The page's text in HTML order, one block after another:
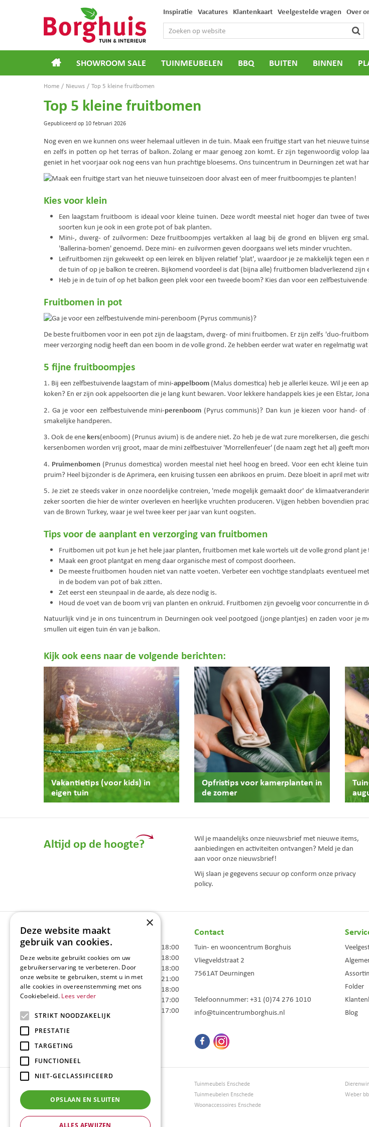
Home Nieuws Top 5 kleine fruitbomen
Inspiratie Vacatures Klantenkaart Veelgestelde vragen Over
SHOWROOM SALE TUINMEUBELEN BBQ BUITEN BINNEN
Top 5 kleine fruitbomen
Gepubliceerd op 10 februari 2026
Nog even en we kunnen ons weer helemaal uitleven in de tuin. Maak een fruitige start van het nieuwe
en zelfs in potten op het terras of balkon. Zolang er maar genoeg zon komt. Er zijn tegenwoordig volop
geniet in het voorjaar ook nog eens van hun prachtige bloesems. Ons tuincentrum in Deurningen zet wat
Kies voor klein
Een laagstam fruitboom is ideaal voor kleine tuinen. Deze wordt meestal niet hoger dan twee of
soorten kun je ook in een grote pot of bak planten.
Mini-, dwerg- of zuilvormen: Deze fruitboompjes vertakken al laag bij de grond en blijven erg
'Ballerina-bomen' genoemd. Deze mini- en zuilvormen geven doorgaans wel iets minder vruchten.
Leifruitbomen zijn gekweekt op een leirek en blijven relatief 'plat', waardoor je ze makkelijk tegen
de tuin of op je balkon te creëren. Bijkomend voordeel is dat (bijna alle) fruitbomen bladverliezend
Heb je in de tuin of op het balkon geen plek voor een tweede boom? Kies dan voor een
Fruitbomen in pot
De beste fruitbomen voor in een pot zijn de laagstam, dwerg- of mini fruitbomen. Er zijn zelfs 'duo-
meer verzorging nodig heeft dan een boom in de volle grond. Ze hebben eerder wat water en regelmatig
5 fijne fruitboompjes
1. Bij een zelfbestuivende laagstam of mini-appelboom (Malus domestica) heb je allerlei keuze. Wil je een
koken? En er zijn ook appelsoorten die je lang kunt bewaren. Voor lekkere handappels kies je een Elstar,
2. Ga je voor een zelfbestuivende mini-perenboom (Pyrus communis)? Dan kun je kiezen voor hand-
smakelijke handperen.
3. Ook de ene kers(enboom) (Prunus avium) is de andere niet. Zo heb je de wat zure morelkersen, die
kersenbomen worden vrij groot, maar de mini zelfbestuiver 'Morrellenfeuer' (de naam zegt het al) geeft
4. Pruimenbomen(Prunus domestica) worden meestal niet heel hoog en breed. Voor een echt kleine
pruim? Heel bijzonder is de Aprimera, een kruising tussen een abrikoos en pruim. Deze bloeit in april met
5. Je ziet ze steeds vaker in onze noordelijke contreien, 'mede mogelijk gemaakt door' de
zeker soorten die hier de winter overleven en heerlijke vruchten produceren. Vijgen hebben bovendien
van de Brown Turkey, waar je wel twee keer per jaar van kunt oogsten.
Tips voor de aanplant en verzorging van fruitbomen
Fruitbomen uit pot kun je het hele jaar planten, fruitbomen met kale wortels uit de volle grond plant
Maak een groot plantgat en meng daar organische mest of compost doorheen.
De meeste fruitbomen houden niet van natte voeten. Verbeter een vochtige standplaats eventueel
in de bodem van pot of bak zitten.
Zet eerst een steunpaal in de aarde, als deze nodig is.
Houd de voet van de boom vrij van planten en onkruid. Fruitbomen zijn gevoelig voor concurrentie in
Natuurlijk vind je in ons tuincentrum in Deurningen ook veel pootgoed (jonge plantjes) en zaden voor je
smullen uit eigen tuin én van je balkon.
Kijk ook eens naar de volgende berichten:
Vakantietips (voor kids) in
eigen tuin
Opfristips voor kamerplanten in
de zomer
Altijd op de hoogte?
Wil je maandelijks onze nieuwsbrief met nieuwe items,
aanbiedingen en activiteiten ontvangen? Meld je dan
aan voor onze nieuwsbrief!
Wij slaan je gegevens secuur op conform onze privacy
policy.
Openingstijden
Maandag
09:00 - 18:00
Dinsdag
09:00 - 18:00
Woensdag
09:00 - 18:00
Donderdag
09:00 - 21:00
Vrijdag
09:00 - 18:00
Zaterdag
09:00 - 17:00
10:00 - 17:00
Toon alle openingstijden
Contact
Tuin- en wooncentrum Borghuis
Vliegveldstraat 2
7561AT Deurningen
Telefoonnummer: +31 (0)74 276 1010
info@tuincentrumborghuis.nl
Folder
Blog
Loungesets
Bloemen
Tuinmeubels Enschede
Tuinmeubelen Enschede
Woonaccessoires Enschede
Weber
×
Deze website maakt
gebruik van cookies.
Deze website gebruikt cookies om uw
gebruikerservaring te verbeteren. Door
onze website te gebruiken, stemt u in met
alle cookies in overeenstemming met ons
Cookiebeleid. Lees verder
STRIKT NOODZAKELIJK
PRESTATIE
TARGETING
FUNCTIONEEL
NIET-GECLASSIFICEERD
OPSLAAN EN SLUITEN
ALLES AFWIJZEN